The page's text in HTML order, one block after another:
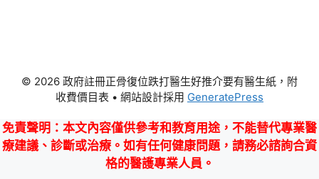
© 2026 政府註冊正骨復位跌打醫生好推介要有醫生紙，附
收費價目表 • 網站設計採用 GeneratePress
免責聲明 ：本文內容僅供參考和教育用途，不能替代專業醫
療建議、診斷或治療。如有任何健康問題，請務必諮詢合資
格的醫護專業人員。